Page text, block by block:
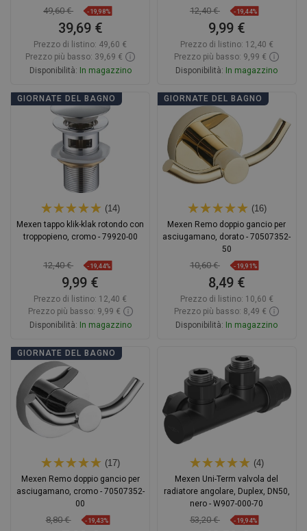
49,60 € -19,98%
39,69 €
Prezzo di listino: 49,60 €
Prezzo più basso: 39,69 €
Disponibilità: In magazzino
Aggiungi al carrello
favorite_border Preferito
Confrontare
12,40 € -19,44%
9,99 €
Prezzo di listino: 12,40 €
Prezzo più basso: 9,99 €
Disponibilità: In magazzino
Aggiungi al carrello
favorite_border
Confrontare
GIORNATE DEL BAGNO
(14)
Mexen tappo klik-klak rotondo con
troppopieno, cromo - 79920-00
12,40 € -19,44%
9,99 €
Prezzo di listino: 12,40 €
Prezzo più basso: 9,99 €
Disponibilità: In magazzino
Aggiungi al carrello
Confrontare
GIORNATE DEL BAGNO
(16)
Mexen Remo doppio gancio per
asciugamano, dorato - 70507352-
50
10,60 € -19,91%
8,49 €
Prezzo di listino: 10,60 €
Prezzo più basso: 8,49 €
Disponibilità: In magazzino
Aggiungi al carrello
favorite_border Preferito
Confrontare
GIORNATE DEL BAGNO
(17)
Mexen Remo doppio gancio per
asciugamano, cromo - 70507352-
00
8,80 € -19,43%
(4)
Mexen Uni-Term valvola del
radiatore angolare, Duplex, DN50,
nero - W907-000-70
53,20 € -19,94%